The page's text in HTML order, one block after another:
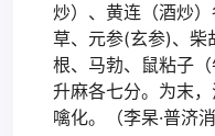
炒）、黄连（酒炒
草、元参(玄参)、柴
根、马勃、鼠粘子（
升麻各七分。为末，
噙化。（李杲·普济消